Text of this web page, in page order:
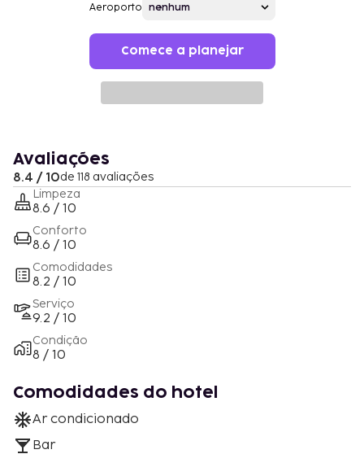
Aeroporto
Comece a planejar
Avaliações
8.4 / 10de 118 avaliações
Limpeza
8.6 / 10
Conforto
8.6 / 10
Comodidades
8.2 / 10
Serviço
9.2 / 10
Condição
8 / 10
Comodidades do hotel
Ar condicionado
Bar